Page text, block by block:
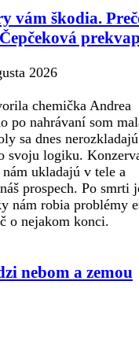
vám škodia.
2026
chemička Andrea
po nahrávaní som
sa dnes
svoju logiku.
ukladajú v tele a
prospech. Po smrti
nám robia problémy
o nejakom konci.
nebom a zemou